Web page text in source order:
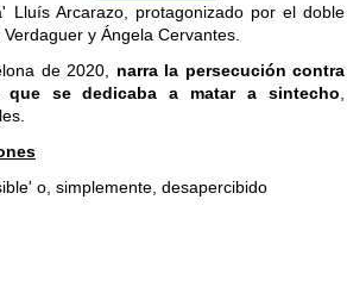
Lluís Arcarazo, protagonizado por el doble
y Ángela Cervantes.
de 2020, narra la persecución contra
se dedicaba a matar a sintecho